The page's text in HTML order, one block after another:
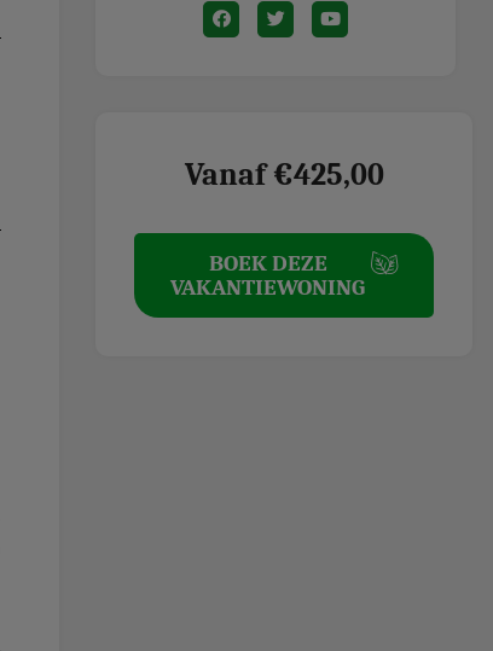
Vanaf €425,00
BOEK DEZE
VAKANTIEWONING